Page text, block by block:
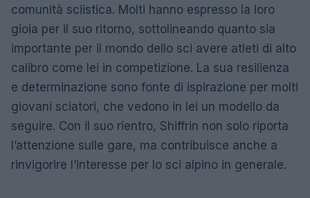
comunità sciistica. Molti hanno espresso la loro
gioia per il suo ritorno, sottolineando quanto sia
importante per il mondo dello sci avere atleti di alto
calibro come lei in competizione. La sua resilienza
e determinazione sono fonte di ispirazione per molti
giovani sciatori, che vedono in lei un modello da
seguire. Con il suo rientro, Shiffrin non solo riporta
l’attenzione sulle gare, ma contribuisce anche a
rinvigorire l’interesse per lo sci alpino in generale.